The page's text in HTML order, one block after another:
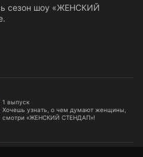
сезон шоу «ЖЕНСКИЙ
1 выпуск
Хочешь узнать, о чем думают женщины,
смотри «ЖЕНСКИЙ СТЕНДАП»!